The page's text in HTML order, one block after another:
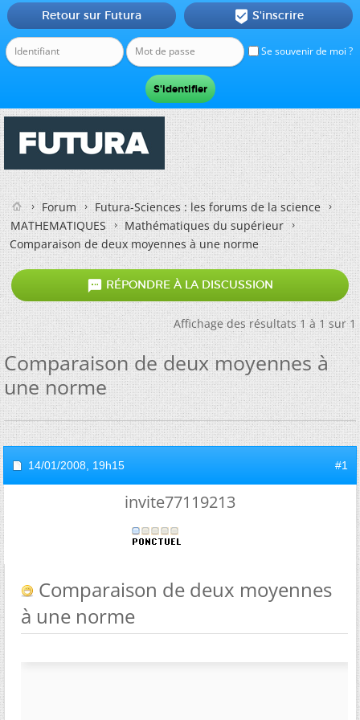
Se souvenir de moi ?
Retour sur Futura  S'inscrire
Forum
Futura-Sciences : les forums de la science
MATHEMATIQUES
Mathématiques du supérieur
Comparaison de deux moyennes à une norme
 RÉPONDRE À LA DISCUSSION
Affichage des résultats 1 à 1 sur 1
Comparaison de deux moyennes à
une norme
14/01/2008, 19h15 #1
invite77119213
Comparaison de deux moyennes
à une norme